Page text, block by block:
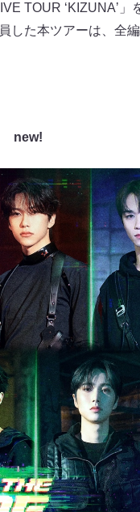
TOUR ʻKIZUNAʼ
した本ツアーは、全
new!